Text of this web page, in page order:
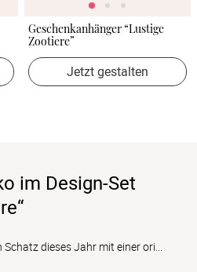
Geschenkanhänger “Lustige
Zootiere”
Jetzt gestalten
im Design-Set
Schatz dieses Jahr mit einer ori...